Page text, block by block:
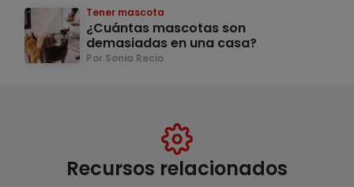
Tener mascota
¿Cuántas mascotas son
demasiadas en una casa?
Por Sonia Recio
Recursos relacionados